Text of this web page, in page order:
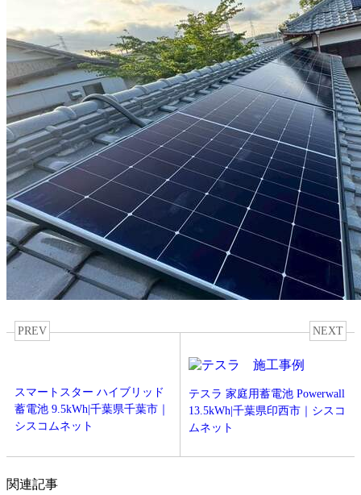
PREV
スマートスター ハイブリッド
蓄電池 9.5kWh|千葉県千葉市｜
シスコムネット
NEXT
テスラ 家庭用蓄電池 Powerwall
13.5kWh|千葉県印西市｜シスコ
ムネット
関連記事